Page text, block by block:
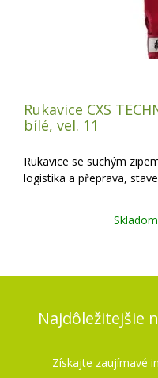
Rukavice CXS
bílé, vel. 11
Rukavice se suchým
logistika a přeprava,
Najdôležitejšie
Získajte zaujímavé